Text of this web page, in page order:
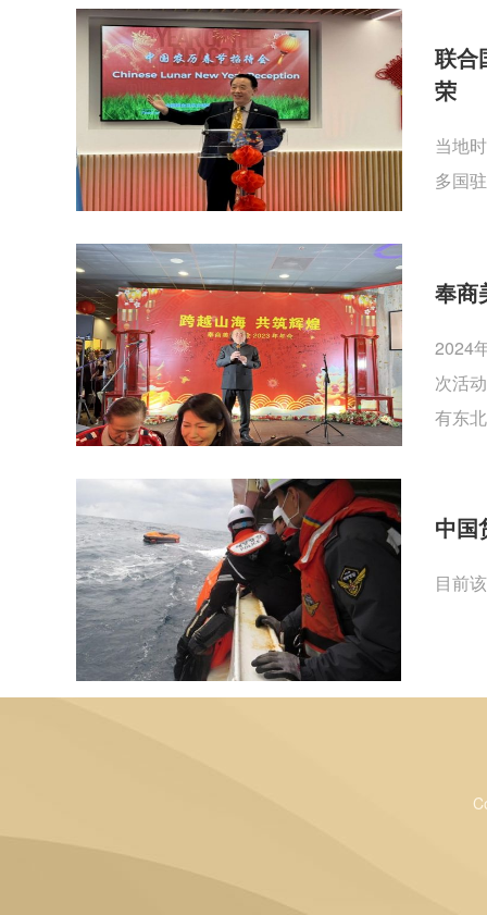
联合
荣
当地
多国
奉商
2024
次活
有东
中国
目前